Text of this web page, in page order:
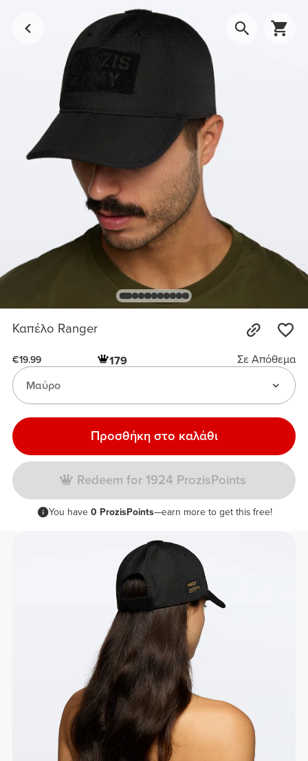
Καπέλο Ranger
€19.99 179
Σε Απόθεμα
Μαύρο
Προσθήκη στο καλάθι
Redeem for 1924 ProzisPoints
You have 0 ProzisPoints—earn more to get this free!